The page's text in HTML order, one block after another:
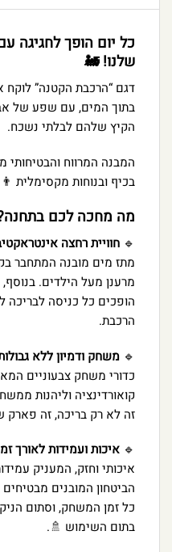
כל יום הופך לחגיגה
שלנו! 🚂
דגם “הרכבת הקטנה”
בתוך המים, עם שפע של
הקיץ שלהם לבלתי נשכח.
המבנה המרווח
בכיף ובנוחות מקסימלית
מה מחכה לכם
🔹 חוויית רחצה
מתז מים מובנה המתחבר
מרענן מעל הילדים.
הופכים כל כניסה
הרכבת.
🔹 משחק ודמיון ללא
כדורי משחק צבעוניים
קואורדינציה וליהנות
זה לא רק בריכה, זה
🔹 איכות ועמידות לאורך
איכותי וחזק, המעניק
הביטחון המובנים
כל זמן המשחק, וסתום
בתום השימוש 🚿.